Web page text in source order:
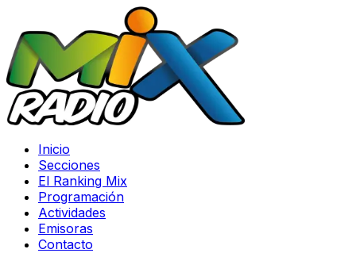
Inicio
Secciones
El Ranking Mix
Programación
Actividades
Emisoras
Contacto